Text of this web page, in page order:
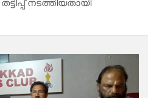
നടത്തിയതായി